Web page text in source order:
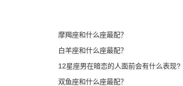
摩羯座和什么座最配？
白羊座和什么座最配？
12星座男在暗恋的人面前会有什么表现?
双鱼座和什么座最配？